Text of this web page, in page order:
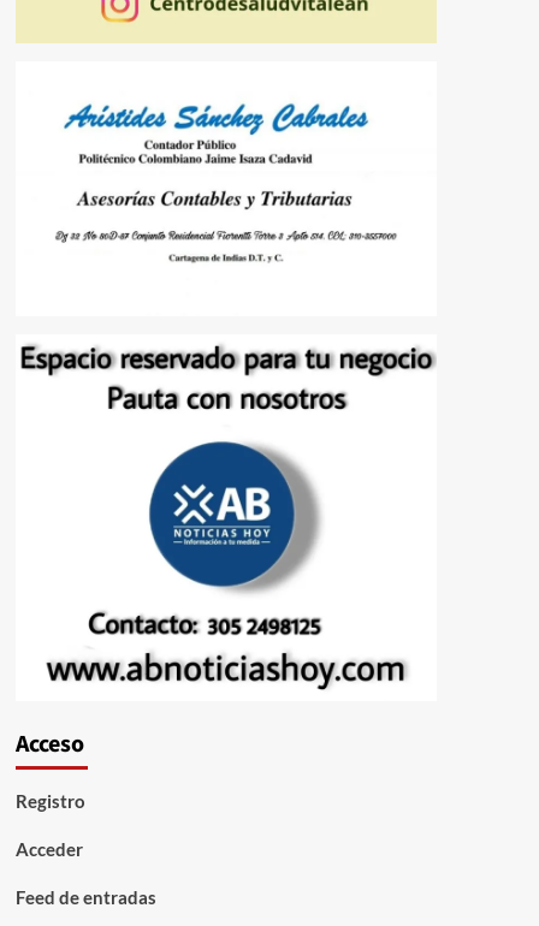
Acceso
Registro
Acceder
Feed de entradas